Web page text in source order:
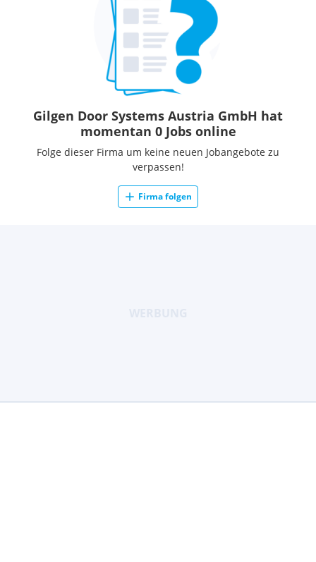
Gilgen Door Systems Austria GmbH hat
momentan 0 Jobs online
Folge dieser Firma um keine neuen Jobangebote zu
verpassen!
Firma folgen